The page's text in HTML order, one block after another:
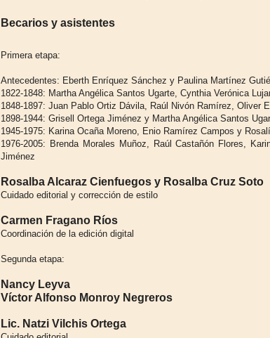
Becarios y asistentes
Primera etapa:
Antecedentes: Eberth Enríquez Sánchez y Paulina Martínez
1822-1848: Martha Angélica Santos Ugarte, Cynthia Verónica
1848-1897: Juan Pablo Ortiz Dávila, Raúl Nivón Ramírez, Oliver
1898-1944: Grisell Ortega Jiménez y Martha Angélica Santos
1945-1975: Karina Ocaña Moreno, Enio Ramírez Campos y
1976-2005: Brenda Morales Muñoz, Raúl Castañón Flores,
Jiménez
Rosalba Alcaraz Cienfuegos y Rosalba Cruz Soto
Cuidado editorial y corrección de estilo
Carmen Fragano Ríos
Coordinación de la edición digital
Segunda etapa:
Nancy Leyva
Víctor Alfonso Monroy Negreros
Lic. Natzi Vilchis Ortega